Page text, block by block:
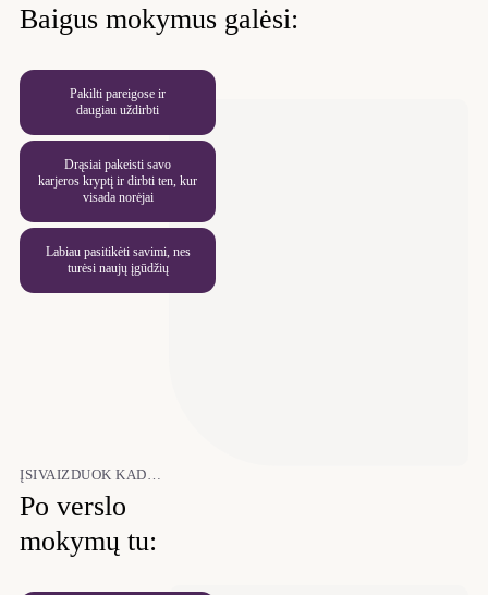
Baigus mokymus galėsi:
Pakilti pareigose ir
daugiau uždirbti
Drąsiai pakeisti savo
karjeros kryptį ir dirbti ten, kur
visada norėjai
Labiau pasitikėti savimi, nes
turėsi naujų įgūdžių
ĮSIVAIZDUOK KAD…
Po verslo
mokymų tu: